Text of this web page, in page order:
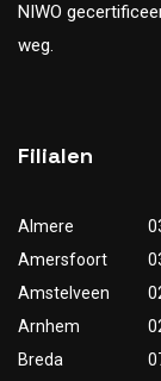
NIWO
weg.
Filialen
Almere
Amersfoort
Amstelveen
Arnhem
Breda